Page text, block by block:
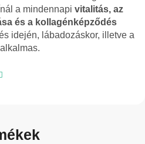
a mindennapi vitalitás, az
és a kollagénképződés
idején, lábadozáskor, illetve a